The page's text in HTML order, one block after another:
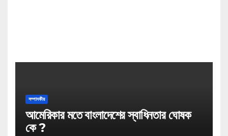
সম্পাদকীয়
আমেরিকার মতে বাংলাদেশের স্বাধিনতার ঘোষক
কে ?